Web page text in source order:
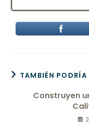
TAMBIÉN PODRÍA
Construyen